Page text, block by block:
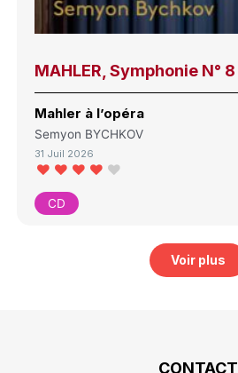
MAHLER, Symphonie N° 8
Mahler à l’opéra
Semyon BYCHKOV
31 Juil 2026
CD
Voir plus
CONTACT